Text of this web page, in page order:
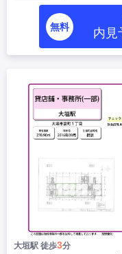
無料 内見
大垣駅 徒歩3分